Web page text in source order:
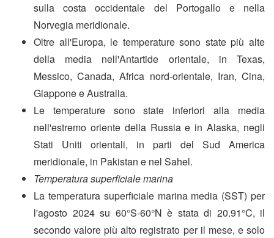
sulla costa occidentale del Portogallo e nella
Norvegia meridionale.
Oltre all'Europa, le temperature sono state più alte
della media nell'Antartide orientale, in Texas,
Messico, Canada, Africa nord-orientale, Iran, Cina,
Giappone e Australia.
Le temperature sono state inferiori alla media
nell'estremo oriente della Russia e in Alaska, negli
Stati Uniti orientali, in parti del Sud America
meridionale, in Pakistan e nel Sahel.
Temperatura superficiale marina
La temperatura superficiale marina media (SST) per
l'agosto 2024 su 60°S-60°N è stata di 20.91°C, il
secondo valore più alto registrato per il mese, e solo